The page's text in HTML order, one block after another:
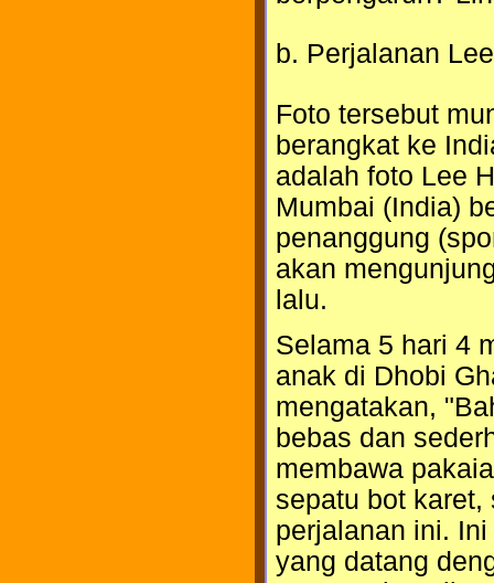
b. Perjalanan
Foto tersebut
berangkat ke
adalah foto Lee
Mumbai (India)
penanggung
akan
lalu.
Selama 5 hari 4
anak di Dhobi
mengatakan,
bebas dan
membawa
sepatu bot karet,
perjalanan ini.
yang datang